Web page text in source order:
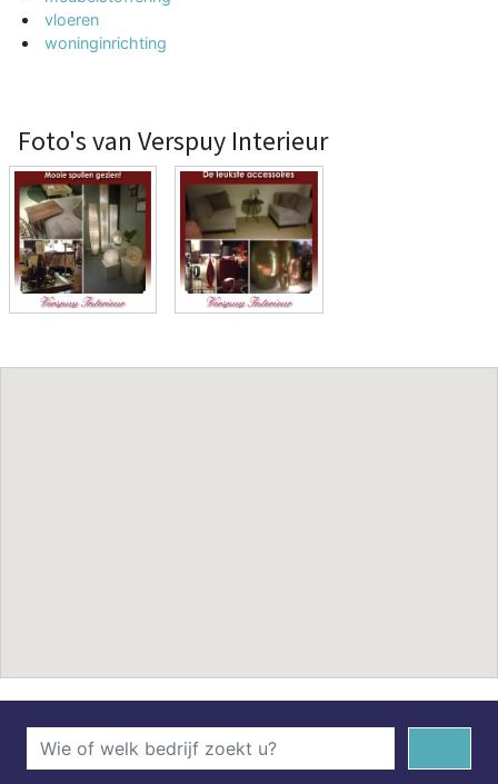
vloeren
woninginrichting
Foto's van Verspuy Interieur